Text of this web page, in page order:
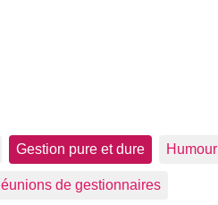
Gestion pure et dure Humour
de gestionnaires